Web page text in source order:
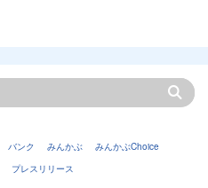
バンク みんかぶ
みんかぶChoice
プレスリリース